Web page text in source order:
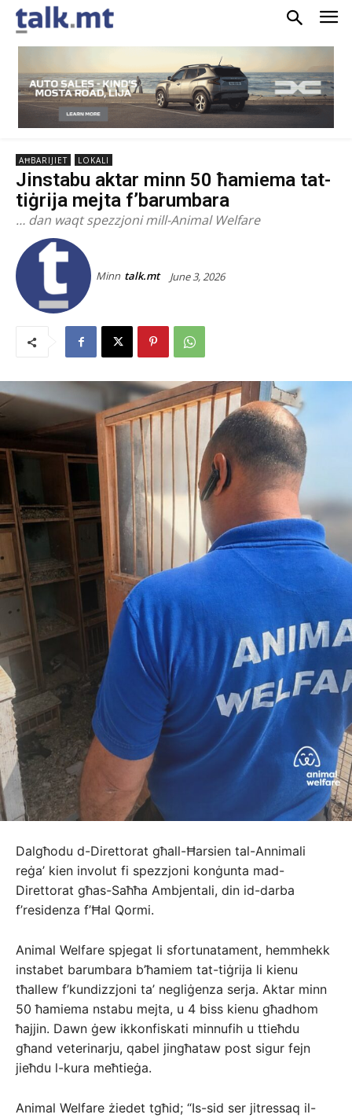
AĦBARIJIET LOKALI
Jinstabu aktar minn 50 ħamiema tat-
tiġrija mejta f’barumbara
… dan waqt spezzjoni mill-Animal Welfare
Minn talk.mt June 3, 2026
Dalgħodu d-Direttorat għall-Ħarsien tal-Annimali
reġa’ kien involut fi spezzjoni konġunta mad-
Direttorat għas-Saħħa Ambjentali, din id-darba
f’residenza f’Ħal Qormi.
Animal Welfare spjegat li sfortunatament, hemmhekk
instabet barumbara b’ħamiem tat-tiġrija li kienu
tħallew f’kundizzjoni ta’ negliġenza serja. Aktar minn
50 ħamiema nstabu mejta, u 4 biss kienu għadhom
ħajjin. Dawn ġew ikkonfiskati minnufih u ttieħdu
għand veterinarju, qabel jingħataw post sigur fejn
jieħdu l-kura meħtieġa.
Animal Welfare żiedet tgħid; “Is-sid ser jitressaq il-